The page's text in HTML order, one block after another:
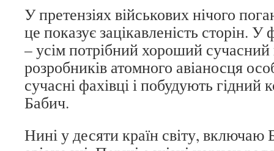
У претензіях військових нічого
це показує зацікавленість сторін.
– усім потрібний хороший
розробників атомного авіаносця
сучасні фахівці і побудують гідний
Бабич.
Нині у десяти країн світу, включаю